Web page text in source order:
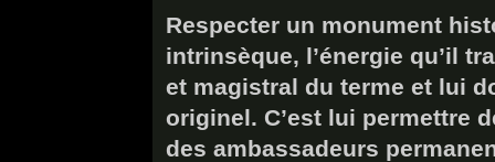
Respecter un monument
intrinsèque, l’énergie qu’il
et magistral du terme et lui
originel. C’est lui permettre
des ambassadeurs